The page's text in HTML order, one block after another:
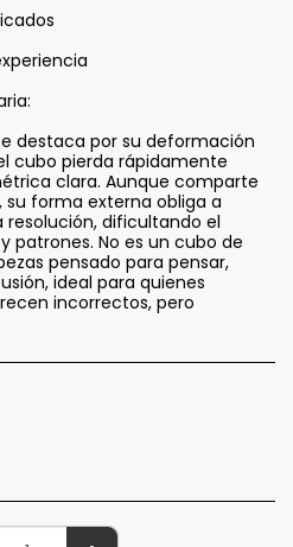
destaca por su deformación
cubo pierda rápidamente
clara. Aunque comparte
su forma externa obliga a
dificultando el
patrones. No es un cubo de
pensado para pensar,
ideal para quienes
incorrectos, pero